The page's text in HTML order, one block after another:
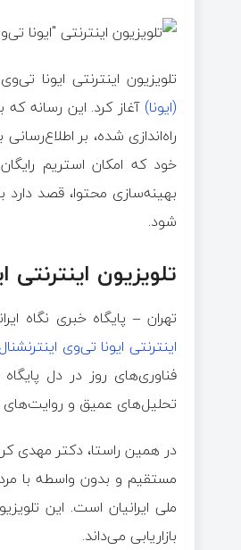
تلویزیون اینترنتی ایونا
(ایونا) آغاز کرد. این رسانه
راه‌اندازی شده، بر
خود که امکان استریم
بهینه‌سازی محتوا، قصد
شود.
تلویزیون اینترنتی
تهران – پایگاه خبری نگاه
اینترنتی ایونا تی‌وی اینترنشنال
فناوری‌های روز در دل پایگاه
تحلیل‌های عمیق و روایت‌های
در همین راستا، دکتر مهدی
مستقیم و بدون واسطه با
ملی ایرانیان است. این
بازاریابی می‌داند.